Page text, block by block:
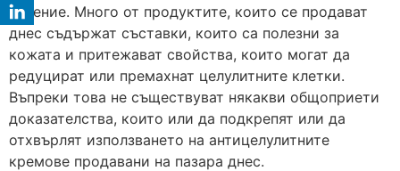
лечение. Много от продуктите, които се продават
днес съдържат съставки, които са полезни за
кожата и притежават свойства, които могат да
редуцират или премахнат целулитните клетки.
Въпреки това не съществуват някакви общоприети
доказателства, които или да подкрепят или да
отхвърлят използването на антицелулитните
кремове продавани на пазара днес.